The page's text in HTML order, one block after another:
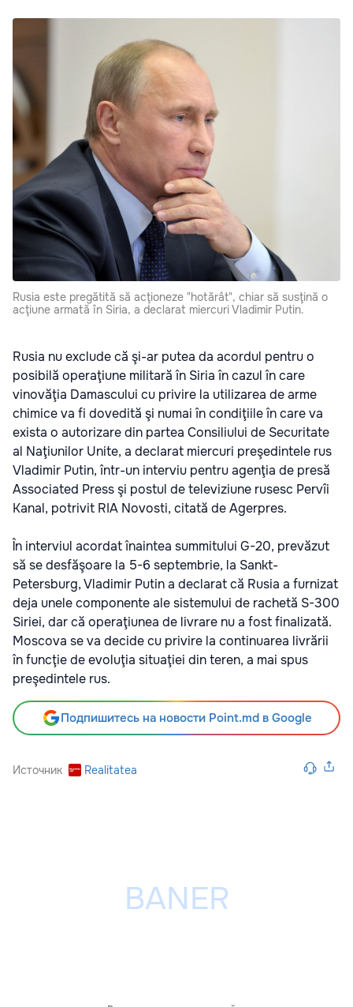
Rusia este pregătită să acţioneze "hotărât", chiar să susţină o
acţiune armată în Siria, a declarat miercuri Vladimir Putin.
Rusia nu exclude că şi-ar putea da acordul pentru o
posibilă operaţiune militară în Siria în cazul în care
vinovăţia Damascului cu privire la utilizarea de arme
chimice va fi dovedită şi numai în condiţiile în care va
exista o autorizare din partea Consiliului de Securitate
al Naţiunilor Unite, a declarat miercuri preşedintele rus
Vladimir Putin, într-un interviu pentru agenţia de presă
Associated Press şi postul de televiziune rusesc Pervîi
Kanal, potrivit RIA Novosti, citată de Agerpres.
În interviul acordat înaintea summitului G-20, prevăzut
să se desfăşoare la 5-6 septembrie, la Sankt-
Petersburg, Vladimir Putin a declarat că Rusia a furnizat
deja unele componente ale sistemului de rachetă S-300
Siriei, dar că operaţiunea de livrare nu a fost finalizată.
Moscova se va decide cu privire la continuarea livrării
în funcţie de evoluţia situaţiei din teren, a mai spus
preşedintele rus.
Подпишитесь на новости Point.md в Google
Источник Realitatea